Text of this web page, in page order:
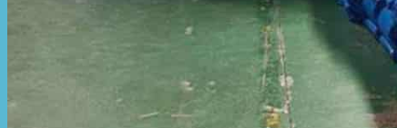
Màng phủ nông nghiệp
Bạt Kéo Quán Cafe
Bạt Kéo Sân Trường
Thi Công Mái Xếp Hà Nội
Thi Công Mái Xếp TPHCM
Thi Công Mái Xếp Bình Dương
Thi Công Mái Xếp Biên Hòa